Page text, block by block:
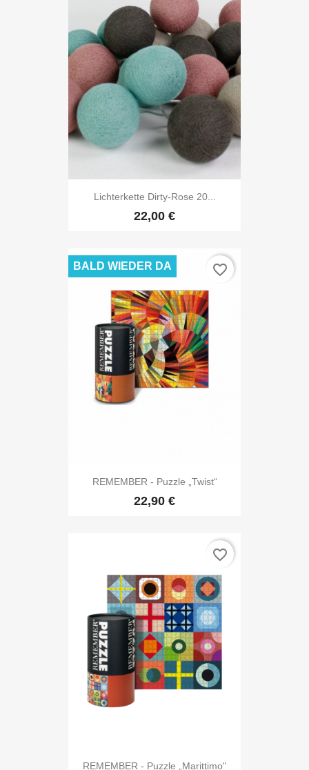
Lichterkette Dirty-Rose 20...
22,00 €
REMEMBER - Puzzle „Twist“
22,90 €
BALD WIEDER DA favorite_border
REMEMBER - Puzzle „Marittimo"
favorite_border